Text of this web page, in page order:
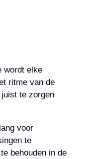
wordt elke
ritme van de
te zorgen
voor
te
behouden in de